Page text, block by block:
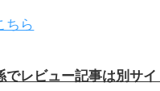
ちら
レビュー記事は別サイ